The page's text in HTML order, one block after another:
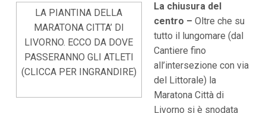
n
LA PIANTINA DELLA
MARATONA CITTA’ DI
LIVORNO. ECCO DA DOVE
PASSERANNO GLI ATLETI
(CLICCA PER INGRANDIRE)
La chiusura del
centro – Oltre che su
tutto il lungomare (dal
Cantiere fino
all’intersezione con via
del Littorale) la
Maratona Città di
Livorno si è snodata